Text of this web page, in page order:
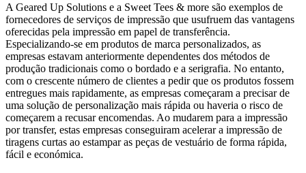
A Geared Up Solutions e a Sweet Tees & more são exemplos de
fornecedores de serviços de impressão que usufruem das vantagens
oferecidas pela impressão em papel de transferência.
Especializando-se em produtos de marca personalizados, as
empresas estavam anteriormente dependentes dos métodos de
produção tradicionais como o bordado e a serigrafia. No entanto,
com o crescente número de clientes a pedir que os produtos fossem
entregues mais rapidamente, as empresas começaram a precisar de
uma solução de personalização mais rápida ou haveria o risco de
começarem a recusar encomendas. Ao mudarem para a impressão
por transfer, estas empresas conseguiram acelerar a impressão de
tiragens curtas ao estampar as peças de vestuário de forma rápida,
fácil e económica.